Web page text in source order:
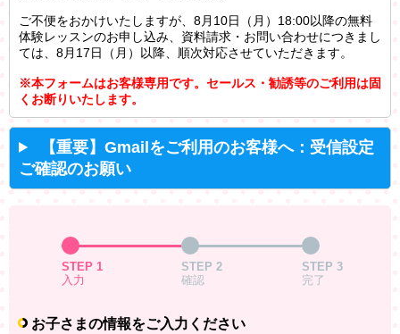
ご不便をおかけいたしますが、8月10日（月）18:00以降の無料
体験レッスンのお申し込み、資料請求・お問い合わせにつきまし
ては、8月17日（月）以降、順次対応させていただきます。
※本フォームはお客様専用です。セールス・勧誘等のご利用は固
くお断りいたします。
【重要】Gmailをご利用のお客様へ：受信設定
ご確認のお願い
STEP 1
入力
STEP 2
確認
STEP 3
完了
お子さまの情報をご入力ください